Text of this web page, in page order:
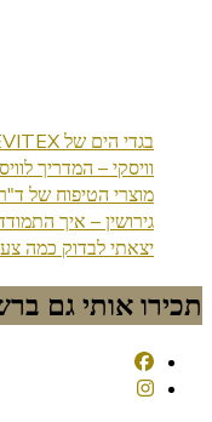
בגדי הים של LEVITEX לקיץ 2024
וויסקי – המדריך
מוצרי הטיפוח של
גירושין – איך
יצאתי לבדוק כמה
תכירו אותי גם